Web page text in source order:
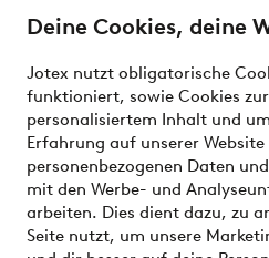
Deine Cookies, deine
Jotex nutzt obligatorische
funktioniert, sowie Cookies
personalisiertem Inhalt und
Erfahrung auf unserer
personenbezogenen Daten
mit den Werbe- und
arbeiten. Dies dient dazu, zu
Seite nutzt, um unsere
Bedingungen
Sichere Zahlungen - Jetzt
Möchtest du